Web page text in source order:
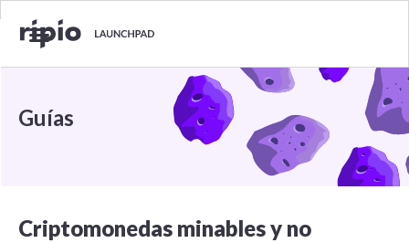
Guías
Criptomonedas minables y no